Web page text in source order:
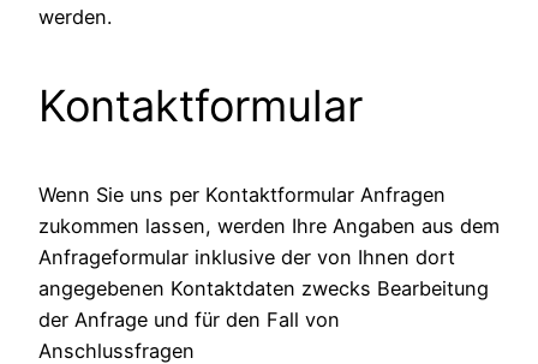
werden.
Kontaktformular
Wenn Sie uns per Kontaktformular Anfragen
zukommen lassen, werden Ihre Angaben aus dem
Anfrageformular inklusive der von Ihnen dort
angegebenen Kontaktdaten zwecks Bearbeitung
der Anfrage und für den Fall von
Anschlussfragen